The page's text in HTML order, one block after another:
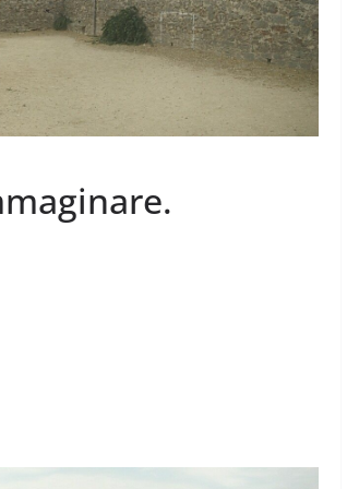
Rilassarsi e Concentrarsi
19 Maggio 2024 Felice Balsamo